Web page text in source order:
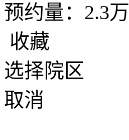
预约量：2.3万
收藏
选择院区
取消